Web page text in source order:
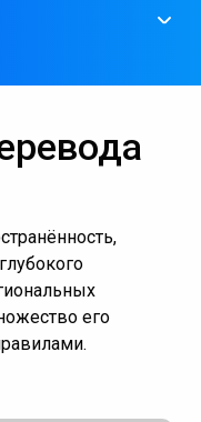
перевод
рублей
его